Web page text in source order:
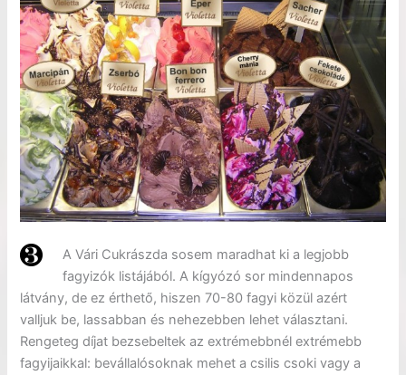
A Vári Cukrászda sosem maradhat ki a legjobb
fagyizók listájából. A kígyózó sor mindennapos
látvány, de ez érthető, hiszen 70-80 fagyi közül azért
valljuk be, lassabban és nehezebben lehet választani.
Rengeteg díjat bezsebeltek az extrémebbnél extrémebb
fagyijaikkal: bevállalósoknak mehet a csilis csoki vagy a